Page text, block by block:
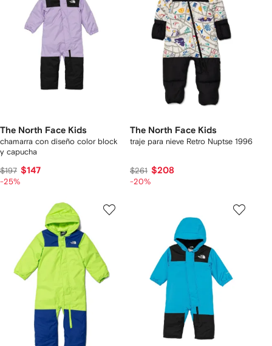
The North Face Kids
chamarra con diseño color block
y capucha
$197 $147
-25%
The North Face Kids
traje para nieve Retro Nuptse 1996
$261 $208
-20%